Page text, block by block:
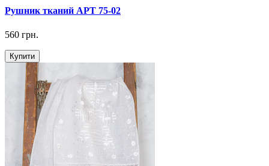
Рушник тканий АРТ 75-02
560 грн.
Купити